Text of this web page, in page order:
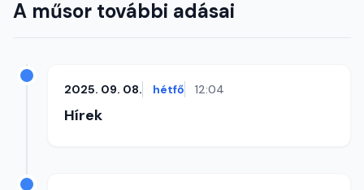
A műsor további adásai
2025. 09. 08. hétfő 12:04
Hírek